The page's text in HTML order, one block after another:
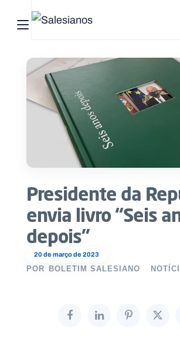
Abrir menu principal
20 de março de 2023
Presidente da
envia livro “Seis
depois”
POR BOLETIM SALESIANO
Pesquisar no site
Início
Quem
somos
O
que
fazemos
Recursos
Notícias